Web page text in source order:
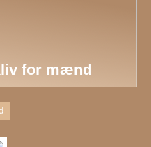
for mænd